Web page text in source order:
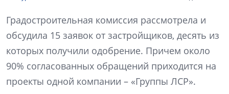
Градостроительная комиссия рассмотрела и
обсудила 15 заявок от застройщиков, десять из
которых получили одобрение. Причем около
90% согласованных обращений приходится на
проекты одной компании – «Группы ЛСР».